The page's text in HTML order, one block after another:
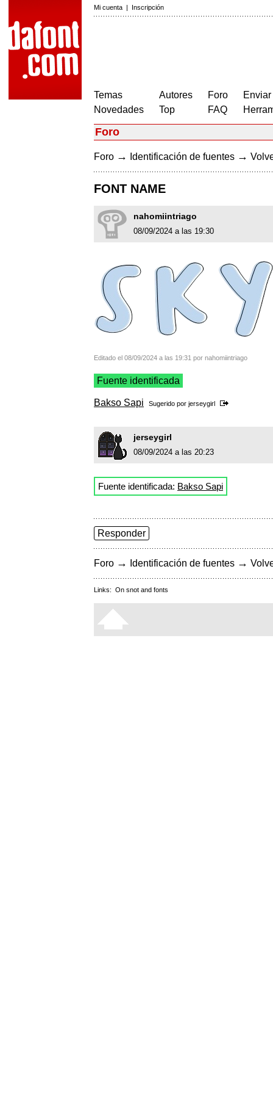
Mi cuenta | Inscripción
Temas
Novedades
Autores
Top
Foro
FAQ
Foro
Foro → Identificación de fuentes →
FONT NAME
nahomiintriago
08/09/2024 a las 19:30
Editado el 08/09/2024 a las 19:31 por nahomiintriago
Fuente identificada
Bakso Sapi Sugerido por jerseygirl
jerseygirl
08/09/2024 a las 20:23
Fuente identificada: Bakso Sapi
Responder
Foro → Identificación de fuentes →
Links: On snot and fonts